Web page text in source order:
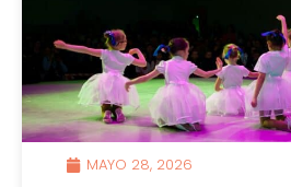
MAYO 28, 2026